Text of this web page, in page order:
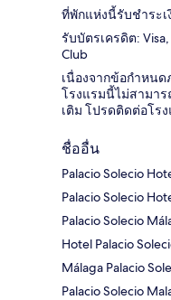
ที่พักแห่งนี้รับชำระ
รับบัตรเครดิต:
Club
เนื่องจากข้อกำหน
โรงแรมนี้ไม่สามาร
เติม โปรดติดต่อโร
ชื่ออื่น
Palacio Solecio
Palacio Solecio
Palacio Solecio
Hotel Palacio
Málaga Palacio
Palacio Solecio